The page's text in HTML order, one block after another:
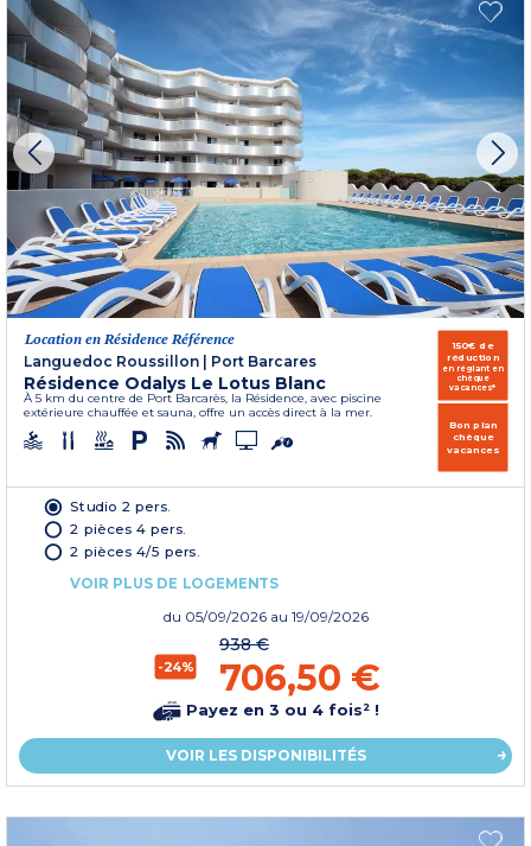
Location en Résidence Référence
Languedoc Roussillon
Port Barcares
Résidence Odalys Le Lotus Blanc
À 5 km du centre de Port Barcarès, la Résidence, avec piscine
extérieure chauffée et sauna, offre un accès direct à la mer.
150€ de
réduction
en réglant en
chèque
vacances*
Bon plan
chèque
vacances
Studio 2 pers.
2 pièces 4 pers.
2 pièces 4/5 pers.
VOIR PLUS DE LOGEMENTS
du 05/09/2026 au 19/09/2026
-24%
938 €
706,50 €
Payez en 3 ou 4 fois² !
VOIR LES DISPONIBILITÉS